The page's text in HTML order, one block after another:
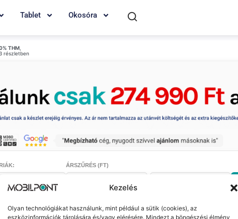
Kezelés
Olyan technológiákat használunk, mint például a sütik (cookies), az
eszközinformációk tárolására és/vagy elérésére. Mindezt a böngészési élmény
Tablet Okosóra
THM
részletben
ÁRSZŰRÉS (FT)